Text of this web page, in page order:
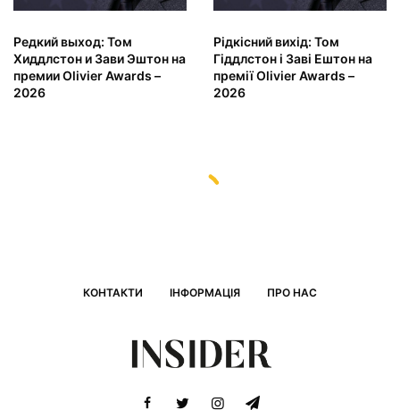
Редкий выход: Том
Хиддлстон и Зави Эштон на
премии Olivier Awards –
2026
Рідкісний вихід: Том
Гіддлстон і Заві Ештон на
премії Olivier Awards –
2026
КОНТАКТИ ІНФОРМАЦІЯ ПРО НАС